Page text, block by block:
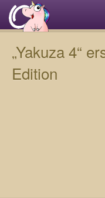
„Yakuza 4“
Edition